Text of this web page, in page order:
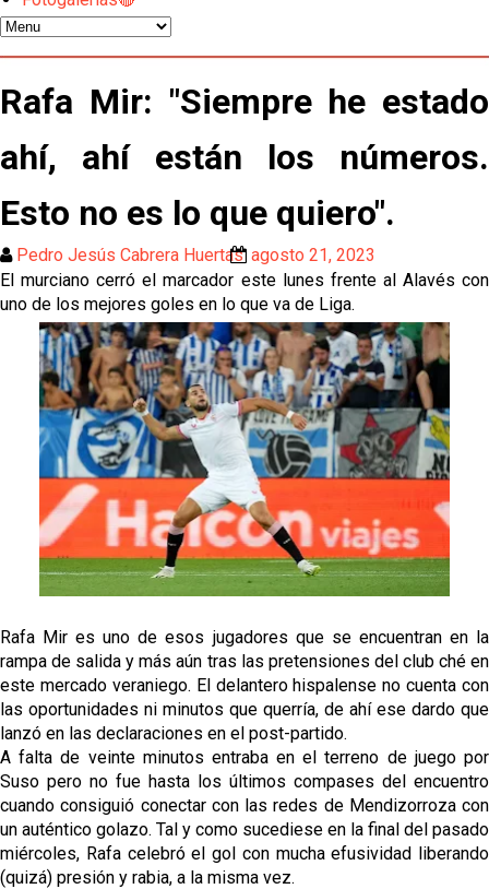
Los contratiempos para García Plaza por la mala
gestión de un inválido Consejo
El Sevilla C se queda en Tercera Federación
Atlético y Getafe agitan el mercado de LaLiga
Luis García Plaza: No sufrir ya es un paso adelante
El Sevilla FC plantea ampliar hasta cinco fichajes
más antes del cierre
Djibril Sow pone rumbo a Italia para firmar su nuevo
contrato con el Genoa
Kochorashvili, seria opción para reforzar el centro
del campo sevillista
Sow muy cerca de cerrar su traspaso al Genoa
Oso es el siguiente en la lista para salir
Banquillos confirmados: así queda la cantera del
Sevilla Femenino para la 2026/27
Celta y Rayo agitan el mercado de La Liga
Previa | El Sevilla FC cierra la pretemporada con el
exigente choque ante el Bayer Leverkusen
Rafa Mir: "Siempre he estado
ahí, ahí están los números.
Esto no es lo que quiero".
Pedro Jesús Cabrera Huertas agosto 21, 2023
El murciano cerró el marcador este lunes frente al Alavés con
uno de los mejores goles en lo que va de Liga.
Rafa Mir es uno de esos jugadores que se encuentran en la
rampa de salida y más aún tras las pretensiones del club ché en
este mercado veraniego. El delantero hispalense no cuenta con
las oportunidades ni minutos que querría, de ahí ese dardo que
lanzó en las declaraciones en el post-partido.
A falta de veinte minutos entraba en el terreno de juego por
Suso pero no fue hasta los últimos compases del encuentro
cuando consiguió conectar con las redes de Mendizorroza con
un auténtico golazo. Tal y como sucediese en la final del pasado
miércoles, Rafa celebró el gol con mucha efusividad liberando
(quizá) presión y rabia, a la misma vez.